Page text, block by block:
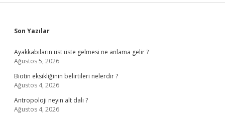
Sidebar
Son Yazılar
Ayakkabıların üst üste gelmesi ne anlama gelir ?
Ağustos 5, 2026
Biotin eksikliğinin belirtileri nelerdir ?
Ağustos 4, 2026
Antropoloji neyin alt dalı ?
Ağustos 4, 2026